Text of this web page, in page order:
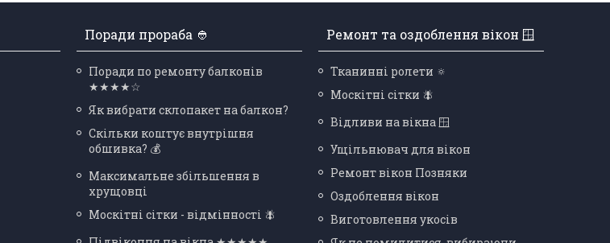
Поради прораба 👲
Поради по ремонту балконів
★★★★☆
Як вибрати склопакет на балкон?
Скільки коштує внутрішня
обшивка? 💰
Максимальне збільшення в
хрущовці
Москітні сітки - відмінності 🪰
Ремонт та оздоблення вікон 🪟
Тканинні ролети 🔅
Москітні сітки 🪰
Відливи на вікна 🪟
Ущільнювач для вікон
Ремонт вікон Позняки
Оздоблення вікон
Виготовлення укосів